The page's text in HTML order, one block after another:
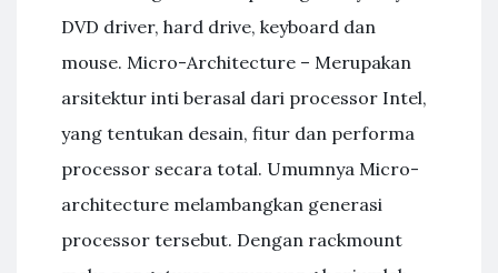
DVD driver, hard drive, keyboard dan
mouse. Micro-Architecture – Merupakan
arsitektur inti berasal dari processor Intel,
yang tentukan desain, fitur dan performa
processor secara total. Umumnya Micro-
architecture melambangkan generasi
processor tersebut. Dengan rackmount